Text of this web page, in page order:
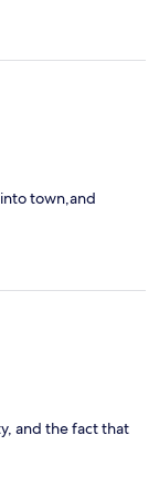
town,and
and the fact that